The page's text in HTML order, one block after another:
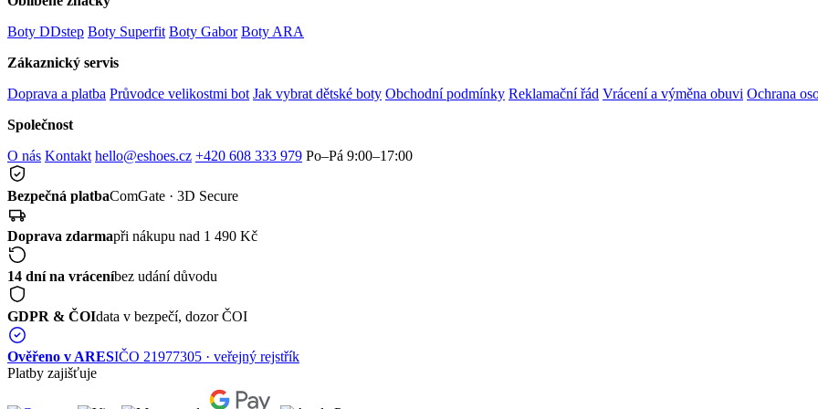
Boty DDstep Boty Superfit Boty Gabor Boty ARA
Zákaznický servis
Doprava a platba Průvodce velikostmi bot Jak vybrat dětské boty Obchodní podmínky Reklamační řád Vrácení a výměna obuvi Ochrana
Společnost
O nás Kontakt hello@eshoes.cz +420 608 333 979 Po–Pá 9:00–17:00
Bezpečná platbaComGate · 3D Secure
Doprava zdarmapři nákupu nad 1 490 Kč
14 dní na vráceníbez udání důvodu
GDPR & ČOIdata v bezpečí, dozor ČOI
Ověřeno v ARESIČO 21977305 · veřejný rejstřík
Platby zajišťuje